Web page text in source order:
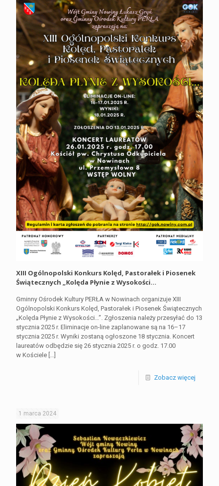
XIII Ogólnopolski Konkurs Kolęd, Pastorałek i Piosenek
Świątecznych „Kolęda Płynie z Wysokości…
Gminny Ośrodek Kultury PERŁA w Nowinach organizuje XIII
Ogólnopolski Konkurs Kolęd, Pastorałek i Piosenek Świątecznych
„Kolęda Płynie z Wysokości…”. Zgłoszenia należy przesyłać do 13
stycznia 2025 r. Eliminacje on-line zaplanowane są na 16–17
stycznia 2025 r. Wyniki zostaną ogłoszone 18 stycznia. Koncert
laureatów odbędzie się 26 stycznia 2025 r. o godz. 17.00
w Kościele […]
Zobacz więcej
1 marca 2024